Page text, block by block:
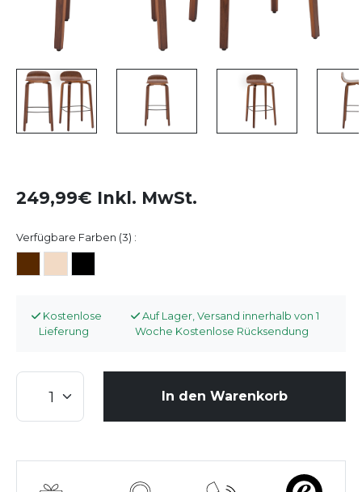
249,99€ Inkl. MwSt.
Verfügbare Farben (3) :
Kostenlose
Lieferung
Auf Lager, Versand innerhalb von 1
Woche Kostenlose Rücksendung
In den Warenkorb